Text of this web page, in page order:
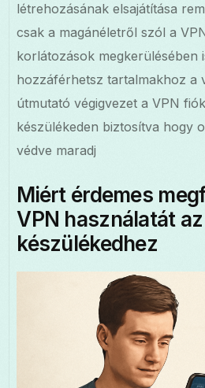
Magyar
létrehozásának elsajátítása
csak a magánéletről szól a
korlátozások megkerülésében
hozzáférhetsz tartalmakhoz a
útmutató végigvezet a VPN
készülékeden biztosítva hogy
védve maradj
Miért érdemes
VPN használatát
készülékedhez